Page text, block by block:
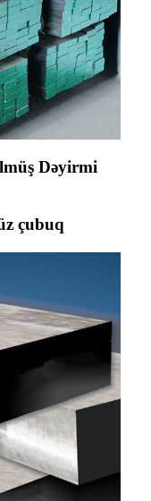
Dəyirmi
çubuq